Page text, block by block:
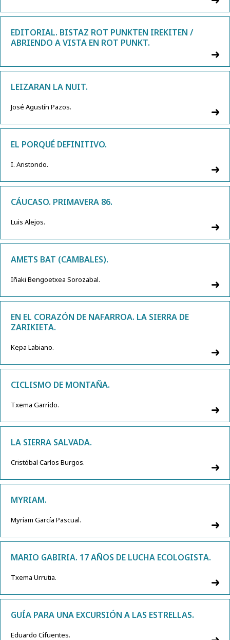
EDITORIAL. BISTAZ ROT PUNKTEN IREKITEN /
ABRIENDO A VISTA EN ROT PUNKT.
LEIZARAN LA NUIT.
José Agustín Pazos.
EL PORQUÉ DEFINITIVO.
I. Aristondo.
CÁUCASO. PRIMAVERA 86.
Luis Alejos.
AMETS BAT (CAMBALES).
Iñaki Bengoetxea Sorozabal.
EN EL CORAZÓN DE NAFARROA. LA SIERRA DE
ZARIKIETA.
Kepa Labiano.
CICLISMO DE MONTAÑA.
Txema Garrido.
LA SIERRA SALVADA.
Cristóbal Carlos Burgos.
MYRIAM.
Myriam García Pascual.
MARIO GABIRIA. 17 AÑOS DE LUCHA ECOLOGISTA.
Txema Urrutia.
GUÍA PARA UNA EXCURSIÓN A LAS ESTRELLAS.
Eduardo Cifuentes.